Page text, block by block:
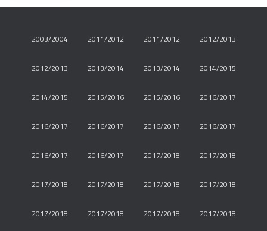
2003/2004 2011/2012 2011/2012 2012/2013
2012/2013 2013/2014 2013/2014 2014/2015
2014/2015 2015/2016 2015/2016 2016/2017
2016/2017 2016/2017 2016/2017 2016/2017
2016/2017 2016/2017 2017/2018 2017/2018
2017/2018 2017/2018 2017/2018 2017/2018
2017/2018 2017/2018 2017/2018 2017/2018